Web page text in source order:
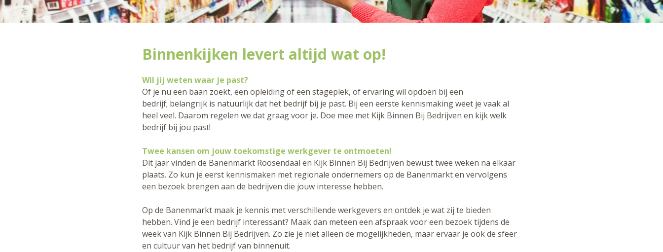
Binnenkijken levert altijd wat op!
Wil jij weten waar je past?
Of je nu een baan zoekt, een opleiding of een stageplek, of ervaring wil opdoen bij een
bedrijf; belangrijk is natuurlijk dat het bedrijf bij je past. Bij een eerste kennismaking weet je vaak al
heel veel. Daarom regelen we dat graag voor je. Doe mee met Kijk Binnen Bij Bedrijven en kijk welk
bedrijf bij jou past!
Twee kansen om jouw toekomstige werkgever te ontmoeten!
Dit jaar vinden de Banenmarkt Roosendaal en Kijk Binnen Bij Bedrijven bewust twee weken na elkaar
plaats. Zo kun je eerst kennismaken met regionale ondernemers op de Banenmarkt en vervolgens
een bezoek brengen aan de bedrijven die jouw interesse hebben.
Op de Banenmarkt maak je kennis met verschillende werkgevers en ontdek je wat zij te bieden
hebben. Vind je een bedrijf interessant? Maak dan meteen een afspraak voor een bezoek tijdens de
week van Kijk Binnen Bij Bedrijven. Zo zie je niet alleen de mogelijkheden, maar ervaar je ook de sfeer
en cultuur van het bedrijf van binnenuit.